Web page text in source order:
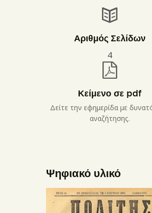
Αριθμός Σελίδων
4
Κείμενο σε pdf
Δείτε την εφημερίδα με
αναζήτησης.
Ψηφιακό υλικό